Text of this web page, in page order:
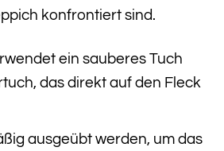
konfrontiert sind.
ein sauberes Tuch
das direkt auf den Fleck
ausgeübt werden, um das